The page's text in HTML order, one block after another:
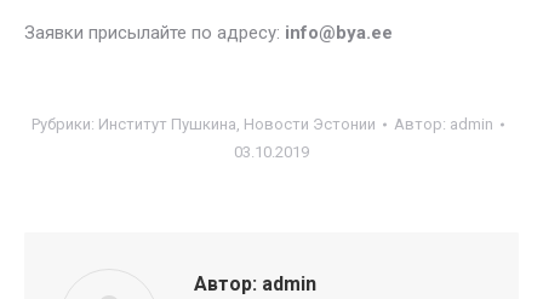
Заявки присылайте по адресу: info@bya.ee
Рубрики: Институт Пушкина, Новости Эстонии Автор: admin
03.10.2019
Автор: admin